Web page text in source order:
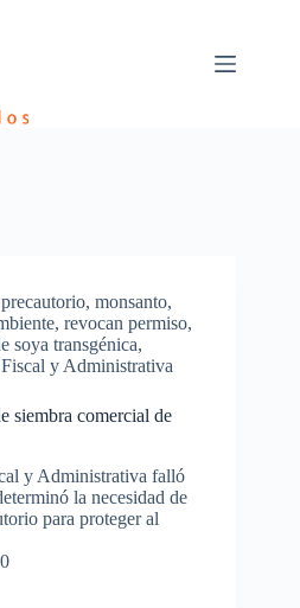
, monsanto,
, revocan permiso,
soya transgénica,
y Administrativa
siembra comercial de
y Administrativa falló
la necesidad de
para proteger al